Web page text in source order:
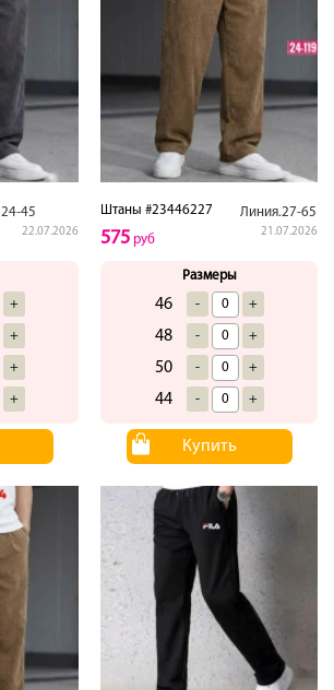
24-45
22.07.2026
+
+
+
+
Штаны #23446227 Линия.27-65
21.07.2026
575 руб
Размеры
46 - +
48 - +
50 - +
44 - +
Купить